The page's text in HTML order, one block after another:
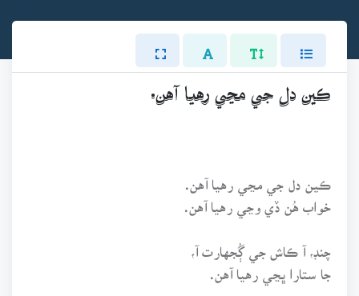
ڪين دل جي مڃي رهيا آهن.
ڪين دل جي مڃي رهيا آهن.
خواب هُن ڏي وڃي رهيا آهن.
چنڊ، آ ڪاش جي ڳُجهارت آ،
جا ستارا ڀڃي رهيا آهن.